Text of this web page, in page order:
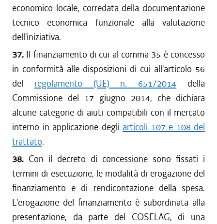
economico locale, corredata della documentazione
tecnico economica funzionale alla valutazione
dell'iniziativa.
37. Il finanziamento di cui al comma 35 è concesso
in conformità alle disposizioni di cui all'articolo 56
del regolamento (UE) n. 651/2014 della
Commissione del 17 giugno 2014, che dichiara
alcune categorie di aiuti compatibili con il mercato
interno in applicazione degli articoli 107 e 108 del
trattato.
38. Con il decreto di concessione sono fissati i
termini di esecuzione, le modalità di erogazione del
finanziamento e di rendicontazione della spesa.
L'erogazione del finanziamento è subordinata alla
presentazione, da parte del COSELAG, di una